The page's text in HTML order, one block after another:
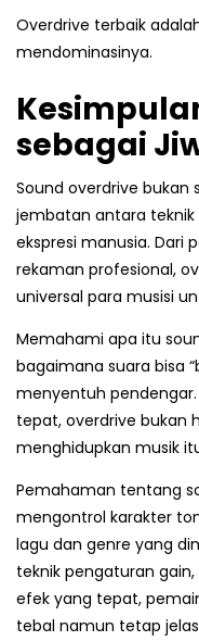
Overdrive terbaik
mendominasinya.
sebagai
Sound overdrive bukan
jembatan antara
ekspresi manusia. Dari
rekaman profesional,
universal para musisi
Memahami apa itu
bagaimana suara bisa
menyentuh
tepat, overdrive bukan
menghidupkan musik
Pemahaman tentang
mengontrol karakter
lagu dan genre yang
teknik pengaturan
efek yang tepat,
tebal namun tetap